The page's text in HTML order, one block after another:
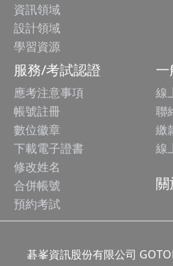
資訊領域
設計領域
學習資源
服務/考試認證
應考注意事項
帳號註冊
數位徽章
下載電子證書
修改姓名
合併帳號
預約考試
線
聯
繳
線
碁峯資訊股份有限公司